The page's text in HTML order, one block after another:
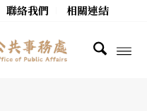
聯絡我們 相關連結